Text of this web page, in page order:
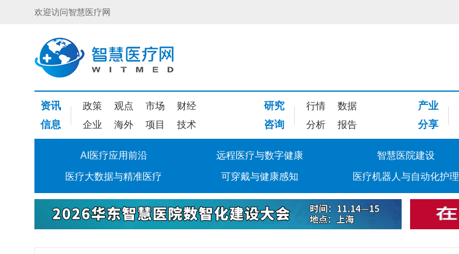
欢迎访问智慧医疗网
资讯 政策 观点 市场 财经
信息 企业 海外 项目 技术
研究 行情 数据
咨询 分析 报告
产业
分享
AI医疗应用前沿 远程医疗与数字健康 智慧医院建设
医疗大数据与精准医疗 可穿戴与健康感知 医疗机器人与自动化护理